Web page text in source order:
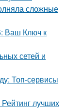
сложные
Ваш Ключ к
сетей и
Топ-сервисы
лучших